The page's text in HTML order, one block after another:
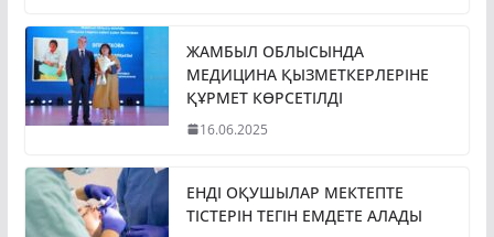
ЖАМБЫЛ ОБЛЫСЫНДА
МЕДИЦИНА ҚЫЗМЕТКЕРЛЕРІНЕ
ҚҰРМЕТ КӨРСЕТІЛДІ
16.06.2025
ЕНДІ ОҚУШЫЛАР МЕКТЕПТЕ
ТІСТЕРІН ТЕГІН ЕМДЕТЕ АЛАДЫ